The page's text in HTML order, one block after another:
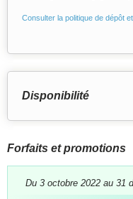
Consulter la politique de dépôt
Disponibilité
Forfaits et promotions
Du 3 octobre 2022 au 31